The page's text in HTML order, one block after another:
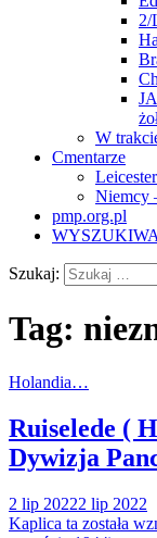
2/
W
Cmentarze
Niemcy
pmp.org.pl
Szukaj:
Tag:
Holandia…
Ruiselede (
Dywizja
2 lip 20222 lip 2022
Kaplica ta została